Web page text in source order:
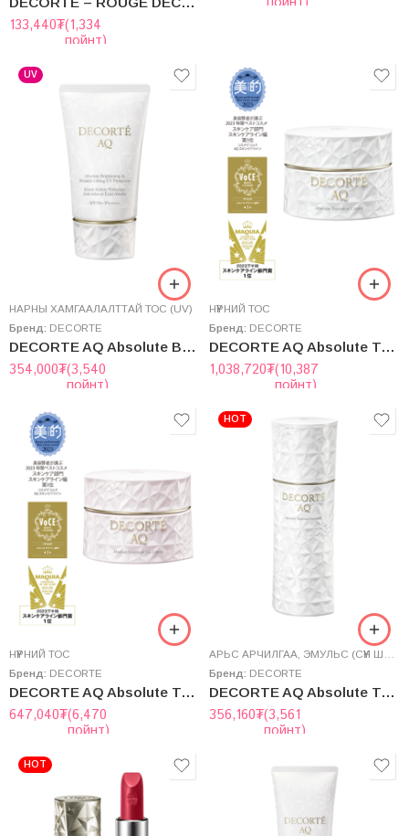
133,440₮(1,334
пойнт)
UV
НАРНЫ ХАМГААЛАЛТТАЙ ТОС (UV)
Бренд: DECORTE
DECORTE AQ Absolute Brightening & Wrinkle-Lifting UV protection 55g／SPF50+・PA++++
354,000₮(3,540
пойнт)
НҮҮРНИЙ ТОС
Бренд: DECORTE
DECORTE AQ Absolute Treatment Cream elastic 50g Шөнийн тос
1,038,720₮(10,387
пойнт)
НҮҮРНИЙ ТОС
Бренд: DECORTE
DECORTE AQ Absolute Treatment Day Cream Awakening Protect SPF15／PA++ 50g
647,040₮(6,470
пойнт)
HOT
AРЬС АРЧИЛГАА
ЭМУЛЬС (СҮҮН ШИНГЭН)
Бренд: DECORTE
DECORTE AQ Absolute Treatment Emulsion 200mL
356,160₮(3,561
пойнт)
HOT